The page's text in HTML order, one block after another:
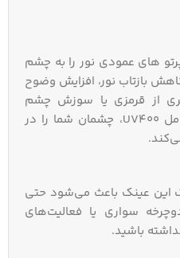
های عمودی نور را به چشم
بازتاب نور، افزایش وضوح
از قرمزی یا سوزش چشم
می‌شود. همچنین محافظت کامل UV400، چشمان شما را در
این عینک باعث می‌شود حتی
سواری یا فعالیت‌های
باشید.